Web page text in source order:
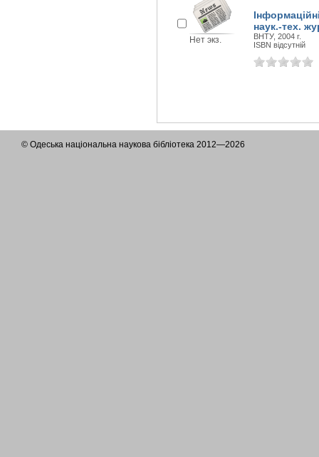
Нет экз.
наук.-тех.
ВНТУ, 2004 г.
ISBN відсутній
© Одеська національна наукова бібліотека 2012—2026